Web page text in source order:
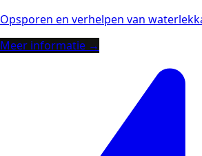
Opsporen en verhelpen van
Meer informatie →